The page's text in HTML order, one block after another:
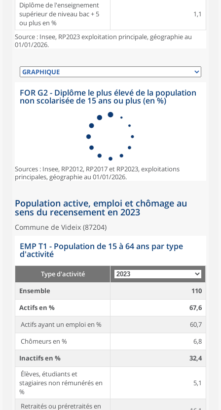
Diplôme de l'enseignement
supérieur de niveau bac + 5
ou plus en %
1,1
Source : Insee, RP2023 exploitation principale, géographie au
01/01/2026.
FOR G2 - Diplôme le plus élevé de la population
non scolarisée de 15 ans ou plus (en %)
Sources : Insee, RP2012, RP2017 et RP2023, exploitations
principales, géographie au 01/01/2026.
Population active, emploi et chômage au
sens du recensement en 2023
Commune de Videix (87204)
EMP T1 - Population de 15 à 64 ans par type
d'activité
Type d'activité
Ensemble
110
Actifs en %
67,6
Actifs ayant un emploi en %
60,7
Chômeurs en %
6,8
Inactifs en %
32,4
Élèves, étudiants et
stagiaires non rémunérés en
%
5,1
Retraités ou préretraités en